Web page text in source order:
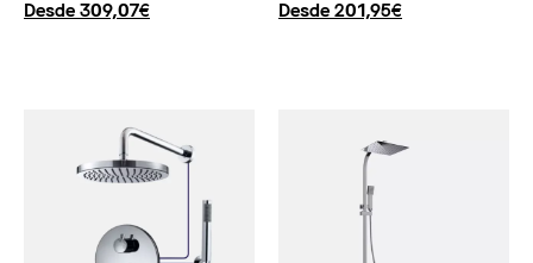
Desde 309,07€
Desde 201,95€